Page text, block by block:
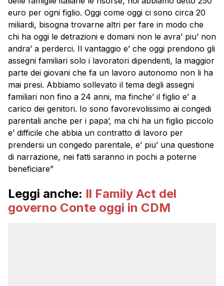
euro per ogni figlio. Oggi come oggi ci sono circa 20
miliardi, bisogna trovarne altri per fare in modo che
chi ha oggi le detrazioni e domani non le avra’ piu’ non
andra’ a perderci. Il vantaggio e’ che oggi prendono gli
assegni familiari solo i lavoratori dipendenti, la maggior
parte dei giovani che fa un lavoro autonomo non li ha
mai presi. Abbiamo sollevato il tema degli assegni
familiari non fino a 24 anni, ma finche’ il figlio e’ a
carico dei genitori. Io sono favorevolissimo ai congedi
parentali anche per i papa’, ma chi ha un figlio piccolo
e’ difficile che abbia un contratto di lavoro per
prendersi un congedo parentale, e’ piu’ una questione
di narrazione, nei fatti saranno in pochi a poterne
beneficiare”
Leggi anche: Il Family Act del
governo Conte oggi in CDM